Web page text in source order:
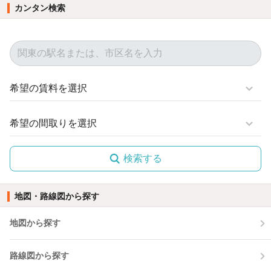
カンタン検索
検索する
地図・路線図から探す
地図から探す
路線図から探す